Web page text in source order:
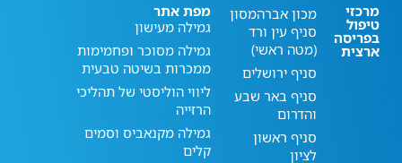
מרכזי
טיפול
בפריסה
ארצית
מכון אברהמסון
סניף עין ורד
(מטה ראשי)
סניף ירושלים
סניף באר שבע
והדרום
סניף ראשון
לציון
מפת אתר
גמילה מעישון
גמילה מסוכר ופחמימות
ממכרות בשיטה טבעית
ליווי הוליסטי של תהליכי
הרזייה
גמילה מקנאביס וסמים
קלים